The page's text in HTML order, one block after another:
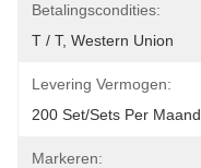
Betalingscondities:
T / T, Western Union
Levering Vermogen:
200 Set/Sets Per Maand
Markeren: